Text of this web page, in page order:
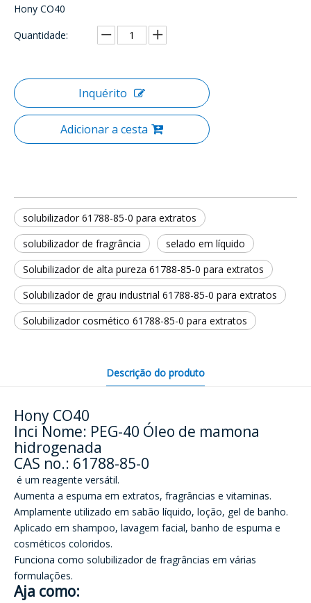
Hony CO40
Quantidade:
Inquérito
Adicionar a cesta
solubilizador 61788-85-0 para extratos
solubilizador de fragrância
selado em líquido
Solubilizador de alta pureza 61788-85-0 para extratos
Solubilizador de grau industrial 61788-85-0 para extratos
Solubilizador cosmético 61788-85-0 para extratos
Descrição do produto
Hony CO40
Inci Nome: PEG-40 Óleo de mamona
hidrogenada
CAS no.: 61788-85-0
é um reagente versátil.
Aumenta a espuma em extratos, fragrâncias e vitaminas.
Amplamente utilizado em sabão líquido, loção, gel de banho.
Aplicado em shampoo, lavagem facial, banho de espuma e
cosméticos coloridos.
Funciona como solubilizador de fragrâncias em várias
formulações.
Aja como: